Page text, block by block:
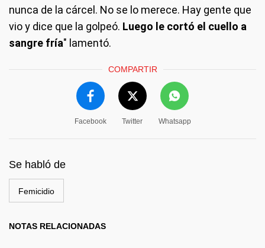
nunca de la cárcel. No se lo merece. Hay gente que
vio y dice que la golpeó. Luego le cortó el cuello a
sangre fría" lamentó.
COMPARTIR
Facebook Twitter Whatsapp
Se habló de
Femicidio
NOTAS RELACIONADAS